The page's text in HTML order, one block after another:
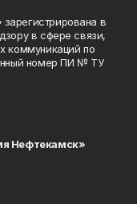
в
в сфере связи,
коммуникаций по
номер ПИ № ТУ
Нефтекамск»